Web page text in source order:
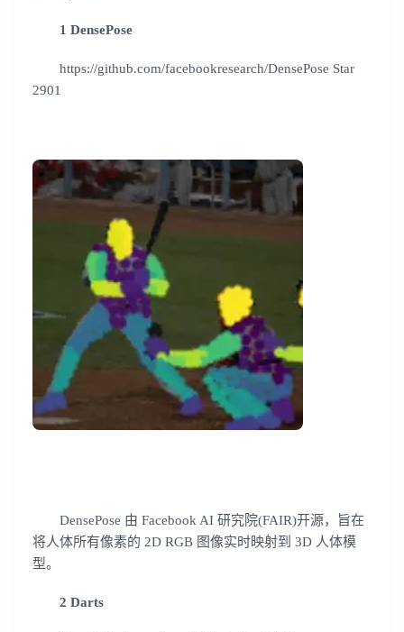
1 DensePose
https://github.com/facebookresearch/DensePose Star
2901
DensePose 由 Facebook AI 研究院(FAIR)开源，旨在
将人体所有像素的 2D RGB 图像实时映射到 3D 人体模
型。
2 Darts